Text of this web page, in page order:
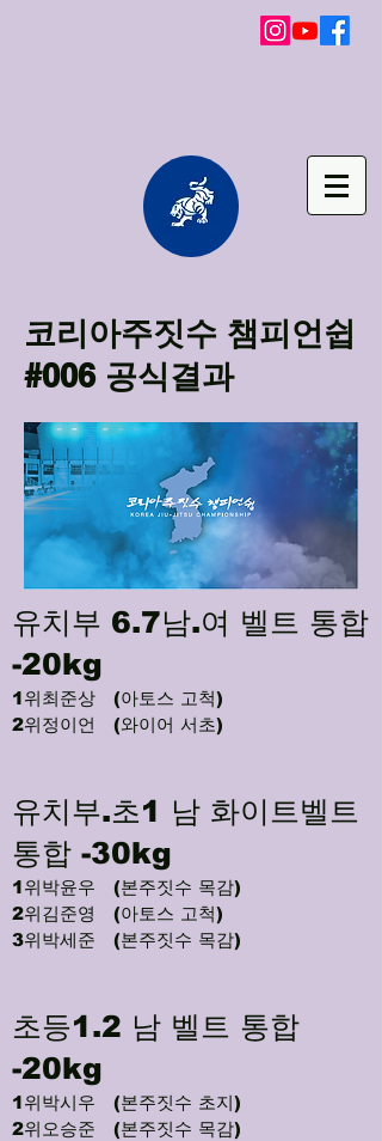
코리아주짓수 챔피언쉽
#006 공식결과
유치부 6.7남.여 벨트 통합
-20kg
1위최준상 (아토스 고척)
2위정이언 (와이어 서초)
유치부.초1 남 화이트벨트
통합 -30kg
1위박윤우 (본주짓수 목감)
2위김준영 (아토스 고척)
3위박세준 (본주짓수 목감)
초등1.2 남 벨트 통합
-20kg
1위박시우 (본주짓수 초지)
2위오승준 (본주짓수 목감)